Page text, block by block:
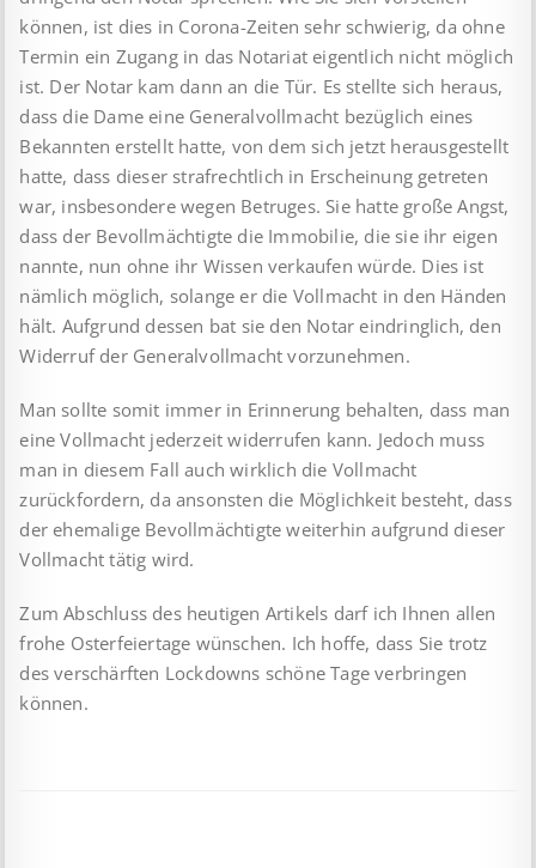
können, ist dies in Corona-Zeiten sehr schwierig, da ohne
Termin ein Zugang in das Notariat eigentlich nicht möglich
ist. Der Notar kam dann an die Tür. Es stellte sich heraus,
dass die Dame eine Generalvollmacht bezüglich eines
Bekannten erstellt hatte, von dem sich jetzt herausgestellt
hatte, dass dieser strafrechtlich in Erscheinung getreten
war, insbesondere wegen Betruges. Sie hatte große Angst,
dass der Bevollmächtigte die Immobilie, die sie ihr eigen
nannte, nun ohne ihr Wissen verkaufen würde. Dies ist
nämlich möglich, solange er die Vollmacht in den Händen
hält. Aufgrund dessen bat sie den Notar eindringlich, den
Widerruf der Generalvollmacht vorzunehmen.
Man sollte somit immer in Erinnerung behalten, dass man
eine Vollmacht jederzeit widerrufen kann. Jedoch muss
man in diesem Fall auch wirklich die Vollmacht
zurückfordern, da ansonsten die Möglichkeit besteht, dass
der ehemalige Bevollmächtigte weiterhin aufgrund dieser
Vollmacht tätig wird.
Zum Abschluss des heutigen Artikels darf ich Ihnen allen
frohe Osterfeiertage wünschen. Ich hoffe, dass Sie trotz
des verschärften Lockdowns schöne Tage verbringen
können.